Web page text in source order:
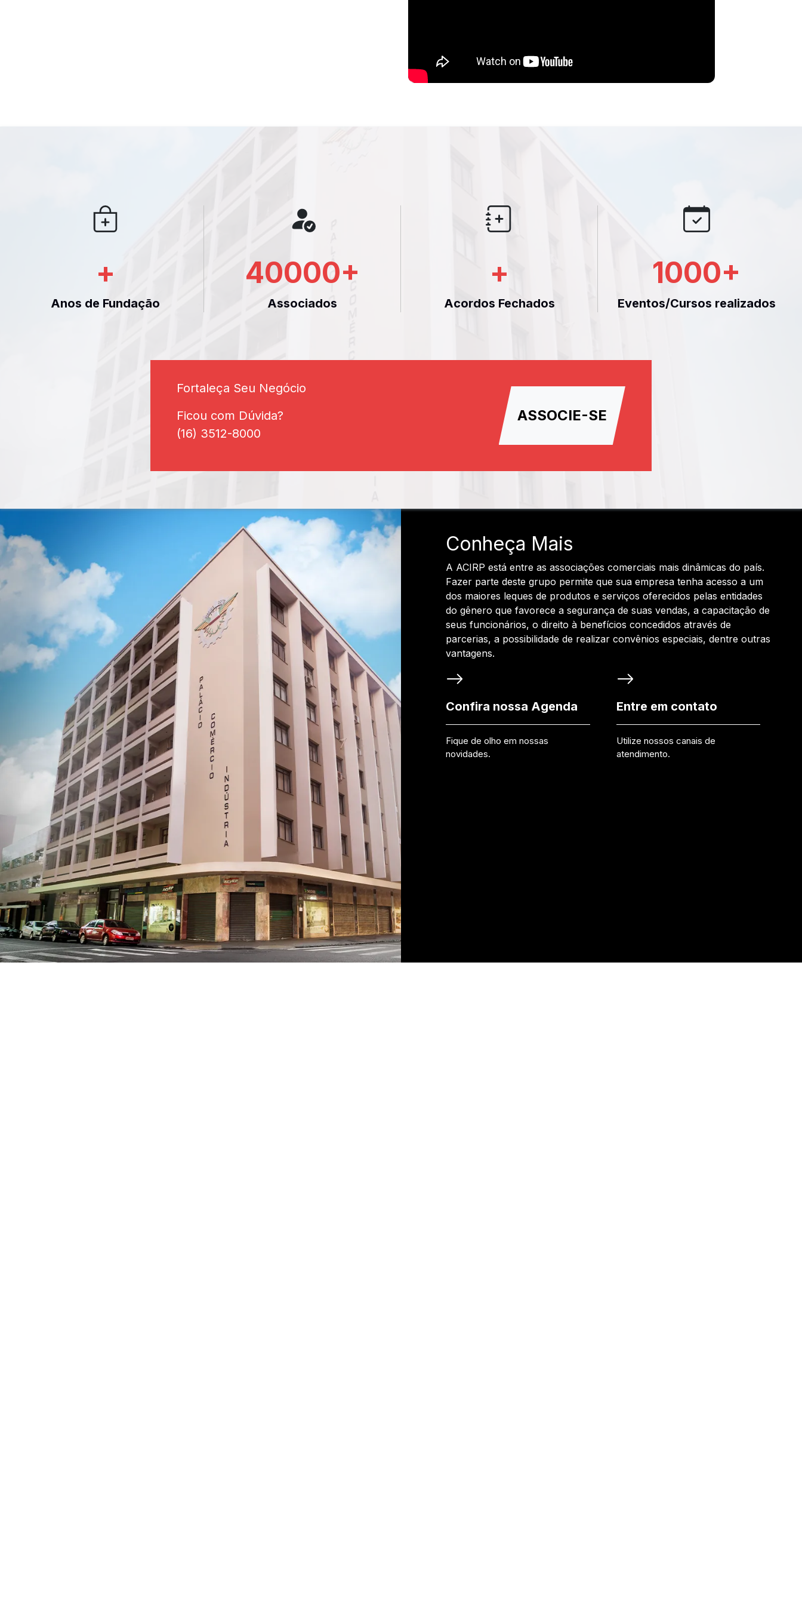
+
Anos de Fundação
40000+
Associados
+
Acordos Fechados
1000+
Eventos/Cursos realizados
Fortaleça Seu Negócio
Ficou com Dúvida?
(16) 3512-8000
ASSOCIE-SE
Conheça Mais
A ACIRP está entre as associações comerciais mais dinâmicas do país.
Fazer parte deste grupo permite que sua empresa tenha acesso a um
dos maiores leques de produtos e serviços oferecidos pelas entidades
do gênero que favorece a segurança de suas vendas, a capacitação de
seus funcionários, o direito à benefícios concedidos através de
parcerias, a possibilidade de realizar convênios especiais, dentre outras
vantagens.
Confira nossa Agenda
Fique de olho em nossas
novidades.
Entre em contato
Utilize nossos canais de
atendimento.